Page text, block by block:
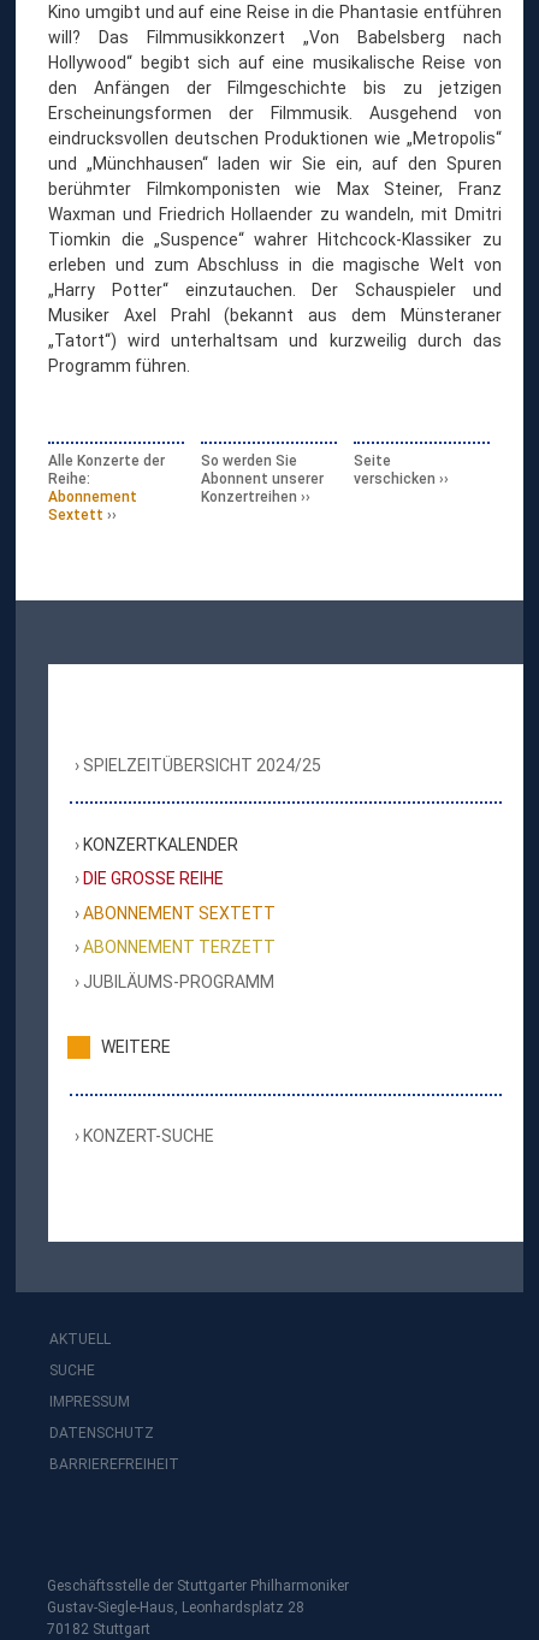
Kino umgibt und auf eine Reise in die Phantasie entführen
will? Das Filmmusikkonzert „Von Babelsberg nach
Hollywood“ begibt sich auf eine musikalische Reise von
den Anfängen der Filmgeschichte bis zu jetzigen
Erscheinungsformen der Filmmusik. Ausgehend von
eindrucksvollen deutschen Produktionen wie „Metropolis“
und „Münchhausen“ laden wir Sie ein, auf den Spuren
berühmter Filmkomponisten wie Max Steiner, Franz
Waxman und Friedrich Hollaender zu wandeln, mit Dmitri
Tiomkin die „Suspence“ wahrer Hitchcock-Klassiker zu
erleben und zum Abschluss in die magische Welt von
„Harry Potter“ einzutauchen. Der Schauspieler und
Musiker Axel Prahl (bekannt aus dem Münsteraner
„Tatort“) wird unterhaltsam und kurzweilig durch das
Programm führen.
Alle Konzerte der
Reihe:
Abonnement
Sextett
So werden Sie
Abonnent unserer
Konzertreihen
Seite
verschicken
SPIELZEITÜBERSICHT 2024/25
KONZERTKALENDER
DIE GROSSE REIHE
ABONNEMENT SEXTETT
ABONNEMENT TERZETT
JUBILÄUMS-PROGRAMM
WEITERE
KONZERT-SUCHE
AKTUELL
SUCHE
IMPRESSUM
DATENSCHUTZ
BARRIEREFREIHEIT
Geschäftsstelle der Stuttgarter Philharmoniker
Gustav-Siegle-Haus, Leonhardsplatz 28
70182 Stuttgart